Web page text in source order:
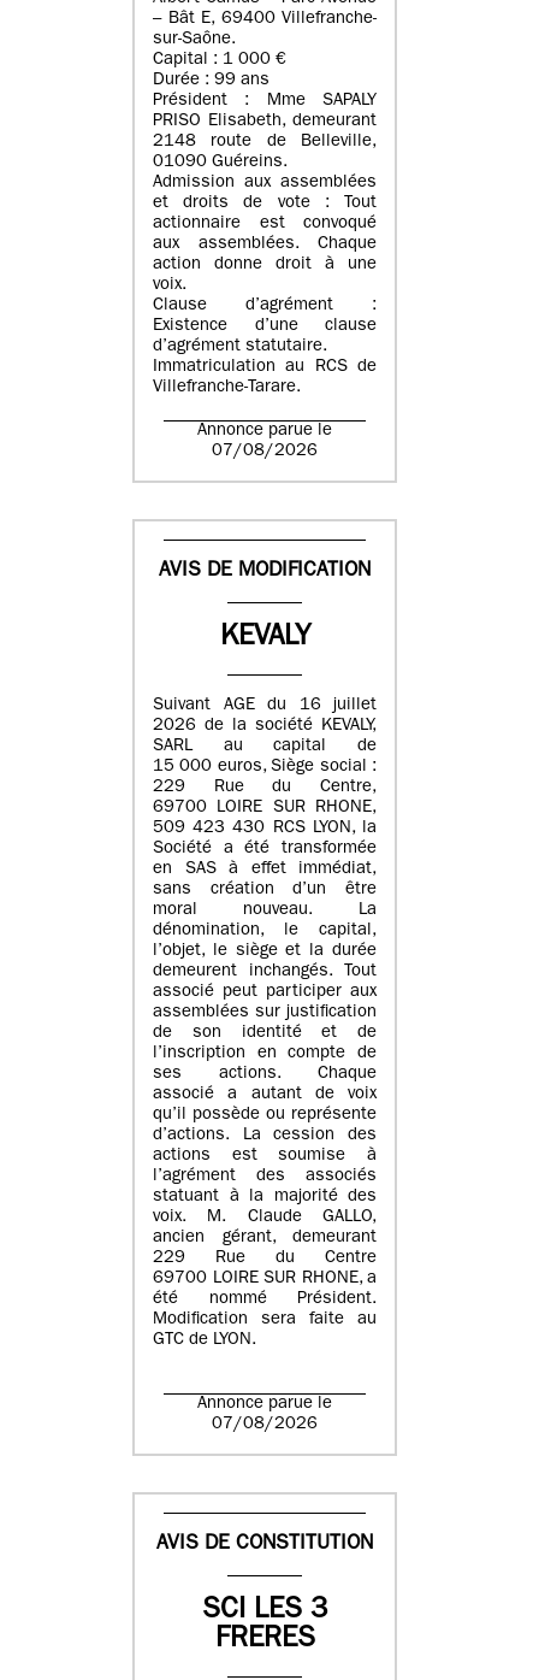
– Bât E, 69400 Villefranche-
sur-Saône.
Capital : 1 000 €
Durée : 99 ans
Président : Mme SAPALY
PRISO Elisabeth, demeurant
2148 route de Belleville,
01090 Guéreins.
Admission aux assemblées
et droits de vote : Tout
actionnaire est convoqué
aux assemblées. Chaque
action donne droit à une
voix.
Clause d’agrément :
Existence d’une clause
d’agrément statutaire.
Immatriculation au RCS de
Villefranche-Tarare.
Annonce parue le
07/08/2026
AVIS DE MODIFICATION
KEVALY
Suivant AGE du 16 juillet
2026 de la société KEVALY,
SARL au capital de
15 000 euros, Siège social :
229 Rue du Centre,
69700 LOIRE SUR RHONE,
509 423 430 RCS LYON, la
Société a été transformée
en SAS à effet immédiat,
sans création d’un être
moral nouveau. La
dénomination, le capital,
l’objet, le siège et la durée
demeurent inchangés. Tout
associé peut participer aux
assemblées sur justification
de son identité et de
l’inscription en compte de
ses actions. Chaque
associé a autant de voix
qu’il possède ou représente
d’actions. La cession des
actions est soumise à
l’agrément des associés
statuant à la majorité des
voix. M. Claude GALLO,
ancien gérant, demeurant
229 Rue du Centre
69700 LOIRE SUR RHONE, a
été nommé Président.
Modification sera faite au
GTC de LYON.
Annonce parue le
07/08/2026
AVIS DE CONSTITUTION
SCI LES 3
FRERES